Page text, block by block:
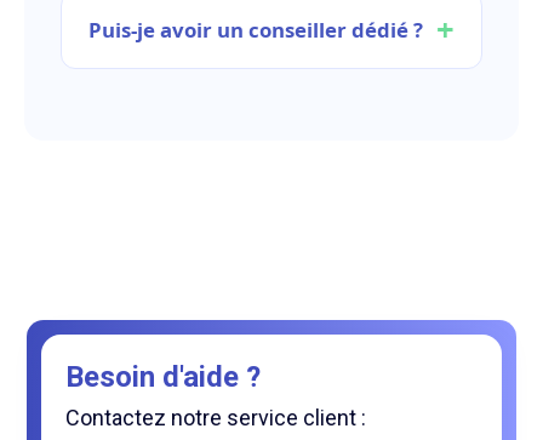
Puis-je avoir un conseiller dédié ?
Besoin d'aide ?
Contactez notre service client :